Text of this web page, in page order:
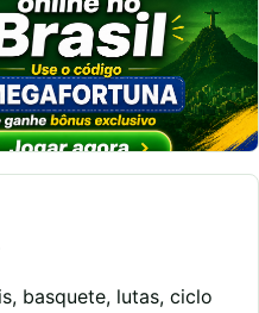
basquete, lutas, ciclo